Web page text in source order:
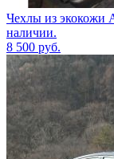
Чехлы из экокожи
наличии.
8 500 руб.